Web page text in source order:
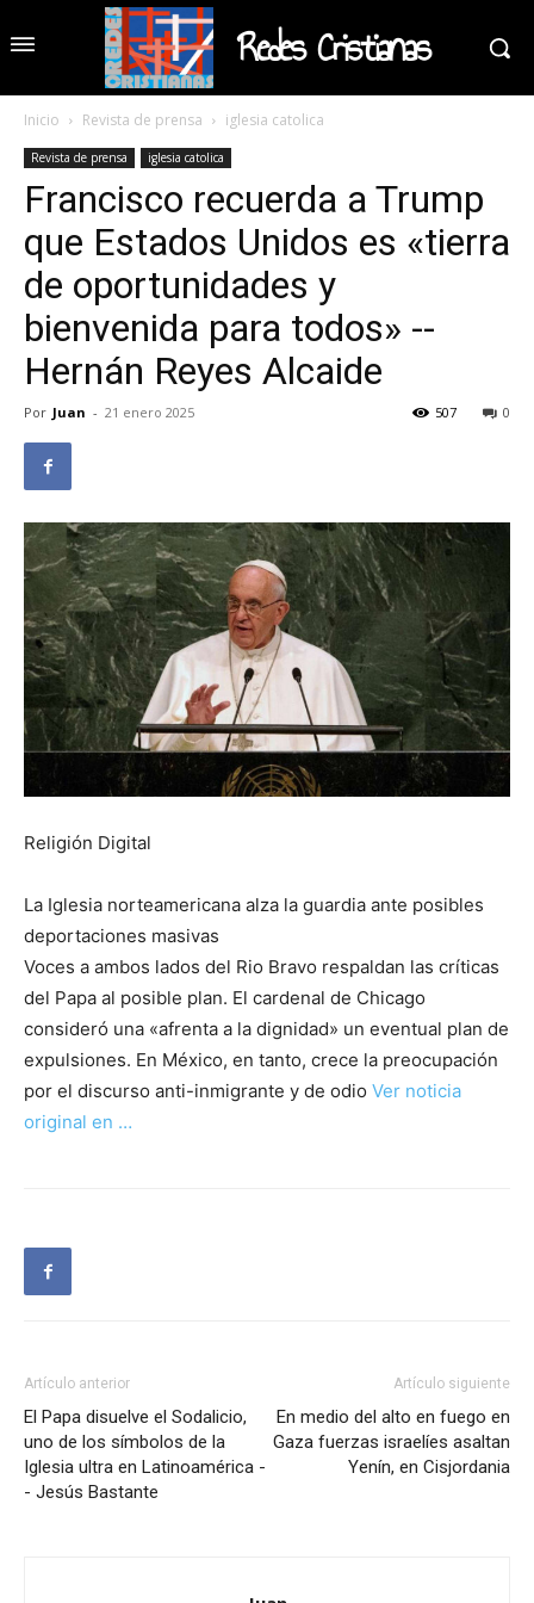
Redes Cristianas
Inicio Revista de prensa iglesia catolica
Revista de prensa iglesia catolica
Francisco recuerda a Trump
que Estados Unidos es «tierra
de oportunidades y
bienvenida para todos» --
Hernán Reyes Alcaide
Por Juan - 21 enero 2025 0
507
Religión Digital
La Iglesia norteamericana alza la guardia ante posibles
deportaciones masivas
Voces a ambos lados del Rio Bravo respaldan las críticas
del Papa al posible plan. El cardenal de Chicago
consideró una «afrenta a la dignidad» un eventual plan de
expulsiones. En México, en tanto, crece la preocupación
por el discurso anti-inmigrante y de odio Ver noticia
original en …
Artículo anterior
El Papa disuelve el Sodalicio,
uno de los símbolos de la
Iglesia ultra en Latinoamérica -
- Jesús Bastante
Artículo siguiente
En medio del alto en fuego en
Gaza fuerzas israelíes asaltan
Yenín, en Cisjordania